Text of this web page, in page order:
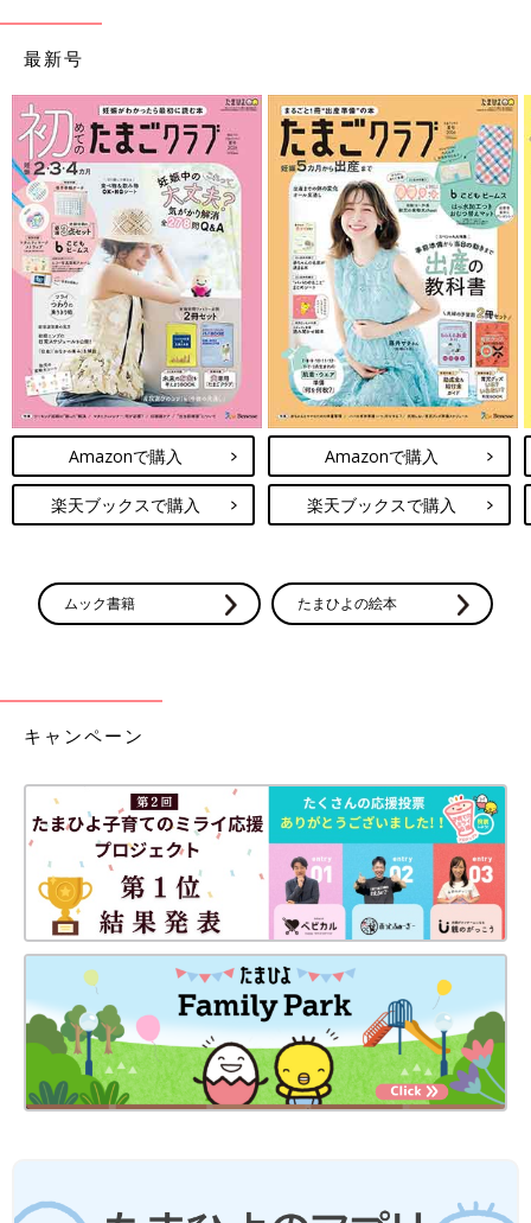
出典：Instagramアカウント「n___aostagram」
Naoさんは、ボタン留めジャンパースカートと、ビブカラー Tシ
よ。かわいい襟がついたシャツは生地の伸びが良く、着心地も良
さそうとのこと。生地がやわらかいと疲れにくく、気軽に着れて
良いですよね。
入園準備にも！身支度ラクラクおすすめ
子ども服収納5選
入園・入学など、環境が変わることも多い春。
身の回りの持ち物などの変化もあるこの時期、
いつもの収納を見直してみるのもよいかもしれ
ませんね。インスタグラムの投稿より、上手に
子ども服を収納している例をご紹介します。
キッズ用入園・卒園・入学コーデはいかがでしたか？目を引くよ
うなオシャレなデザインばかりで素敵でしたよね。セレモニーア
イテムは、今後まだまだ展開されていくので、選ぶのが楽しくな
りそう！気になるお洋服がありましたら、ぜひチェックしてみて
くださいね。
(文・水川ちさ)
※記事の内容は記載当時の情報であり、現在と異なる場合があり
ます。
最新号
Amazonで購入
楽天ブックスで購入
Amazonで購入
楽天ブックスで購入
ムック書籍 たまひよの絵本
キャンペーン